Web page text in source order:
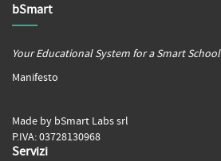
bSmart
Your Educational System for a Smart School
Manifesto
Made by bSmart Labs srl
P.IVA: 03728130968
Servizi